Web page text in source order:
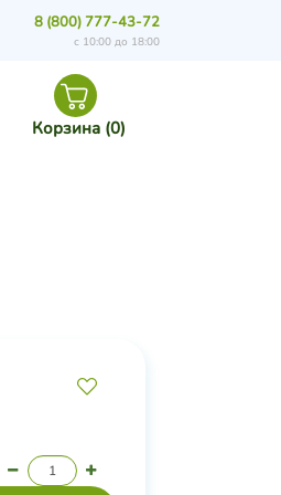
Корзина (0)
8 (800) 777-43-72
с 10:00 до 18:00